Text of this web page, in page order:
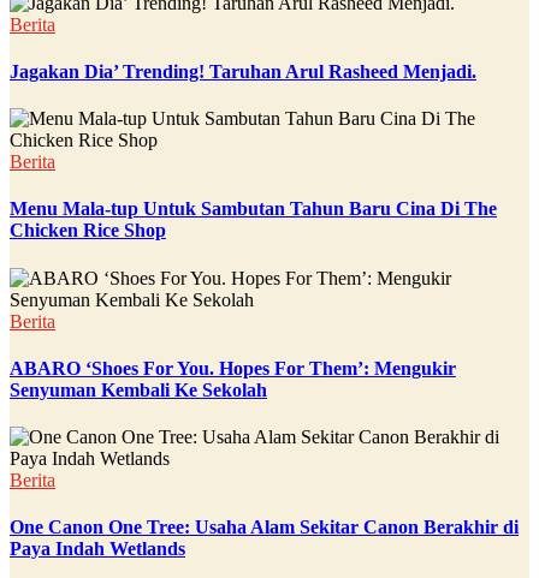
Berita
Jagakan Dia’ Trending! Taruhan Arul Rasheed Menjadi.
Berita
Menu Mala-tup Untuk Sambutan Tahun Baru Cina Di The
Chicken Rice Shop
Berita
ABARO ‘Shoes For You. Hopes For Them’: Mengukir
Senyuman Kembali Ke Sekolah
Berita
One Canon One Tree: Usaha Alam Sekitar Canon Berakhir di
Paya Indah Wetlands